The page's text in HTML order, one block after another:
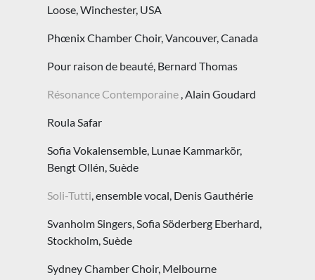
Loose, Winchester, USA
Phœnix Chamber Choir, Vancouver, Canada
Pour raison de beauté, Bernard Thomas
Résonance Contemporaine , Alain Goudard
Roula Safar
Sofia Vokalensemble, Lunae Kammarkör,
Bengt Ollén, Suède
Soli-Tutti , ensemble vocal, Denis Gauthérie
Svanholm Singers, Sofia Söderberg Eberhard,
Stockholm, Suède
Sydney Chamber Choir, Melbourne